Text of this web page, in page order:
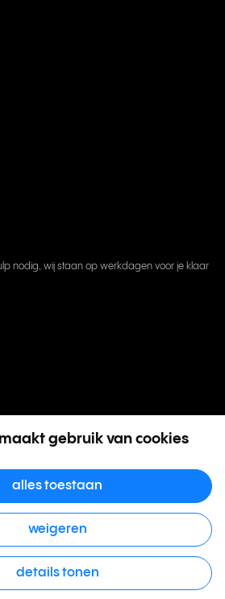
gebruik van cookies
alles toestaan
weigeren
details tonen
nodig, wij staan op werkdagen voor je klaar